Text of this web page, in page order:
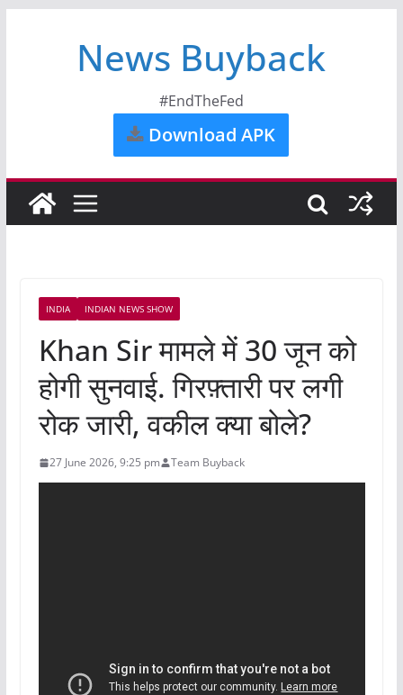
News Buyback
#EndTheFed
Download APK
INDIA INDIAN NEWS SHOW
Khan Sir मामले में 30 जून को
होगी सुनवाई. गिरफ़्तारी पर लगी
रोक जारी, वकील क्या बोले?
27 June 2026, 9:25 pm Team Buyback